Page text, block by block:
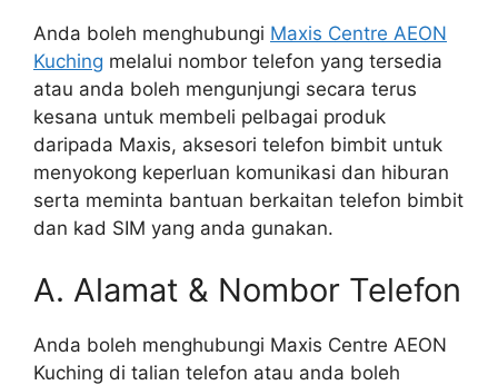
Anda boleh menghubungi Maxis Centre AEON
Kuching melalui nombor telefon yang tersedia
atau anda boleh mengunjungi secara terus
kesana untuk membeli pelbagai produk
daripada Maxis, aksesori telefon bimbit untuk
menyokong keperluan komunikasi dan hiburan
serta meminta bantuan berkaitan telefon bimbit
dan kad SIM yang anda gunakan.
A. Alamat & Nombor Telefon
Anda boleh menghubungi Maxis Centre AEON
Kuching di talian telefon atau anda boleh